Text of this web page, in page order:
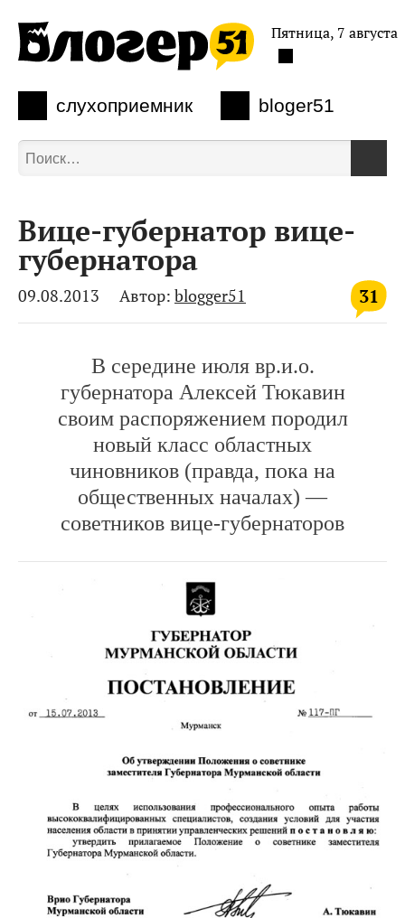
слухоприемник bloger51
Пятница, 7 августа
Вице-губернатор вице-
губернатора
31
09.08.2013 Автор: blogger51
В середине июля вр.и.о.
губернатора Алексей Тюкавин
своим распоряжением породил
новый класс областных
чиновников (правда, пока на
общественных началах) —
советников вице-губернаторов